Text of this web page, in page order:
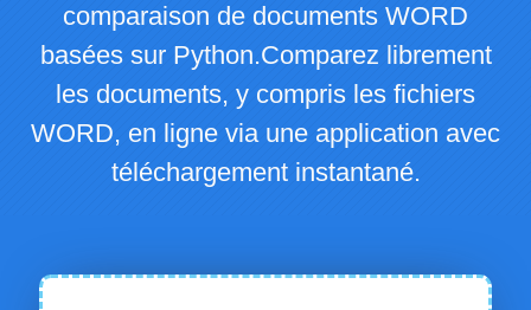
comparaison de documents WORD
basées sur Python.Comparez librement
les documents, y compris les fichiers
WORD, en ligne via une application avec
téléchargement instantané.